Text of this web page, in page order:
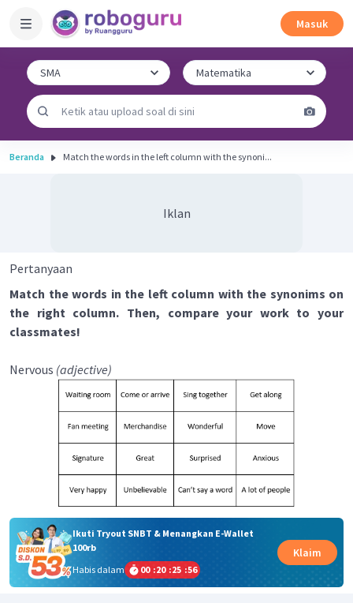
Masuk
Beranda Match the words in the left column with the synoni...
Iklan
Pertanyaan
Match the words in the left column with the synonims on
the right column. Then, compare your work to your
classmates!
Nervous (adjective)
Ikuti Tryout SNBT & Menangkan E-Wallet
100rb
Habis dalam
00 :20 :25 :56
Klaim